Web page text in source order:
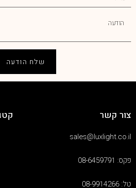
שלח הודעה
צור קשר
sales@luxlight.co.il
פקס: 08-6459791
טל: 08-9914266